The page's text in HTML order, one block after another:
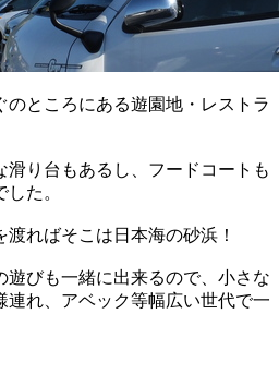
のところにある遊園地・レストラ
り台もあるし、フードコートも
た。
ればそこは日本海の砂浜！
遊びも一緒に出来るので、小さな
連れ、アベック等幅広い世代で一